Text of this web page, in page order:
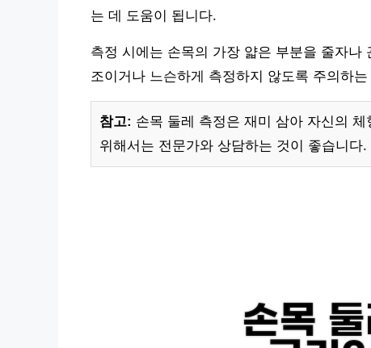
는 데 도움이 됩니다.
측정 시에는 손목의 가장 얇은 부분을 줄자
조이거나 느슨하게 측정하지 않도록 주의하
참고: 손목 둘레 측정은 재미 삼아 자신의
위해서는 전문가와 상담하는 것이 좋습니다.